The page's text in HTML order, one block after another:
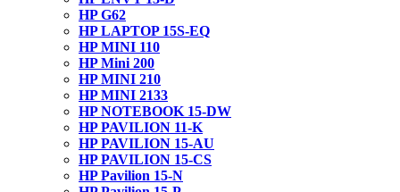
HP G62
HP LAPTOP 15S-EQ
HP MINI 110
HP Mini 200
HP MINI 210
HP MINI 2133
HP NOTEBOOK 15-DW
HP PAVILION 11-K
HP PAVILION 15-AU
HP PAVILION 15-CS
HP Pavilion 15-N